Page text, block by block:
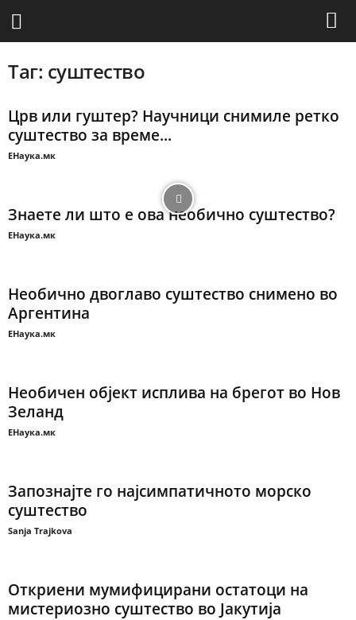
Таг: суштество
Црв или гуштер? Научници снимиле ретко
суштество за време...
ЕНаука.мк
Знаете ли што е ова необично суштество?
ЕНаука.мк
Необично двоглаво суштество снимено во
Аргентина
ЕНаука.мк
Необичен објект исплива на брегот во Нов
Зеланд
ЕНаука.мк
Запознајте го најсимпатичното морско
суштество
Sanja Trajkova
Откриени мумифицирани остатоци на
мистериозно суштество во Јакутија